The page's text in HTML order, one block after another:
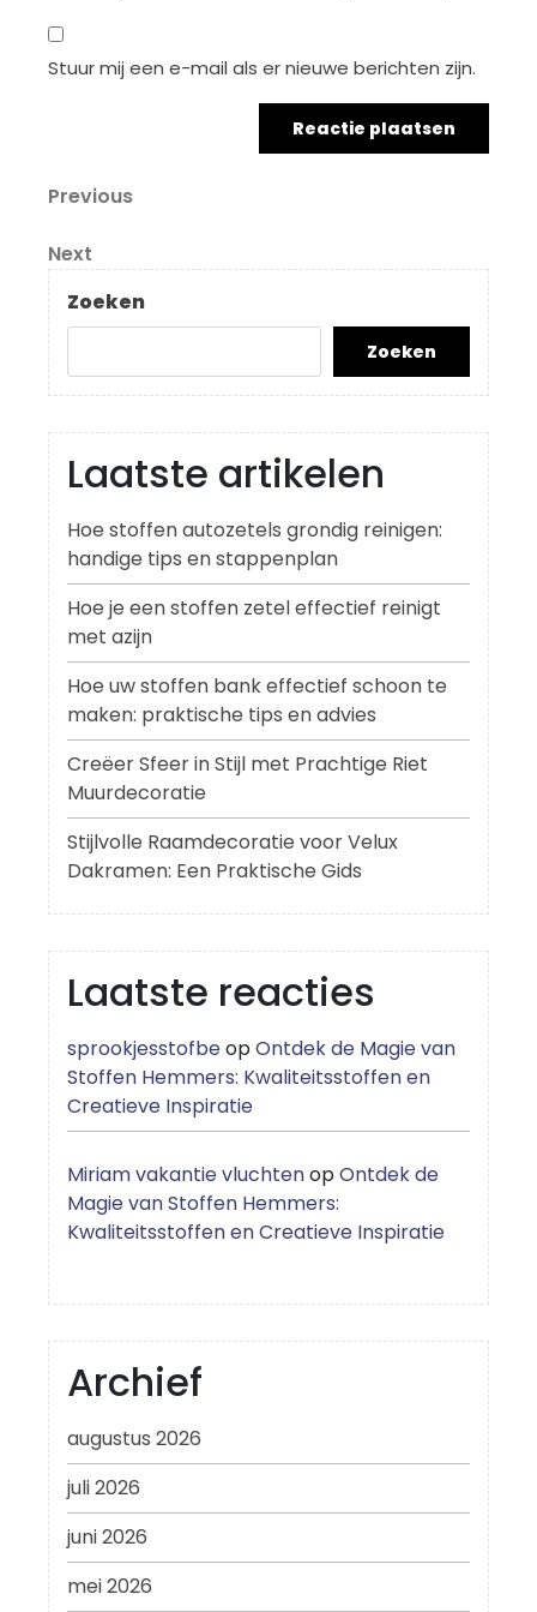
Stuur mij een e-mail als er nieuwe berichten zijn.
Berichtnavigatie
Previous
Previous
Next
Post
Next
Zoeken
Zoeken
Laatste artikelen
Hoe stoffen autozetels grondig reinigen:
handige tips en stappenplan
Hoe je een stoffen zetel effectief reinigt
met azijn
Hoe uw stoffen bank effectief schoon te
maken: praktische tips en advies
Creëer Sfeer in Stijl met Prachtige Riet
Muurdecoratie
Stijlvolle Raamdecoratie voor Velux
Dakramen: Een Praktische Gids
Laatste reacties
sprookjesstofbeopOntdek de Magie van
Stoffen Hemmers: Kwaliteitsstoffen en
Creatieve Inspiratie
Miriam vakantie vluchtenopOntdek de
Magie van Stoffen Hemmers:
Kwaliteitsstoffen en Creatieve Inspiratie
Archief
augustus 2026
juli 2026
juni 2026
mei 2026